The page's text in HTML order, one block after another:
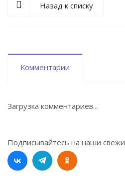
Назад к списку
Комментарии
Загрузка комментариев...
Подписывайтесь на наши